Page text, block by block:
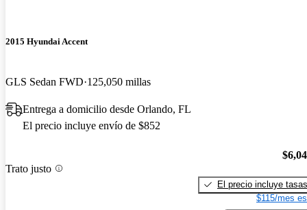
2015 Hyundai Accent
GLS Sedan FWD 125,050 millas
Entrega a domicilio desde Orlando, FL
El precio incluye envío de $852
Trato justo
El precio incluye tasas
$115/mes